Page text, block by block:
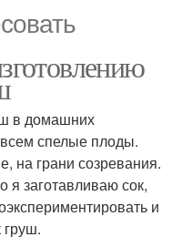
в домашних
спелые плоды.
на грани созревания.
я заготавливаю сок,
и
груш.